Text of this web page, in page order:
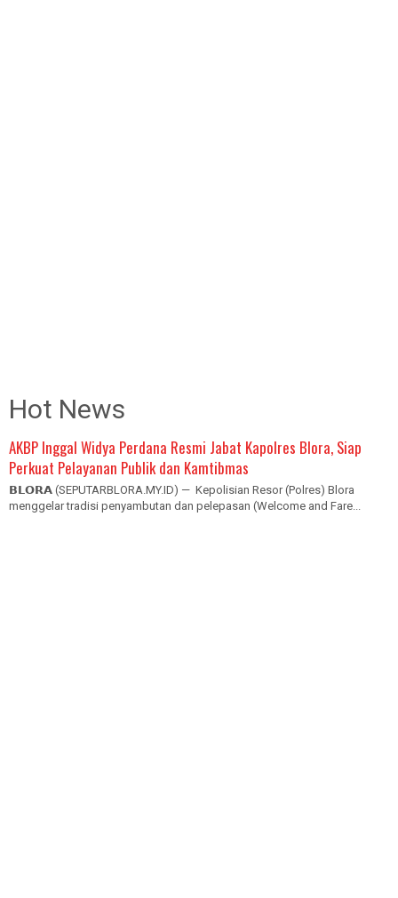
Hot News
AKBP Inggal Widya Perdana Resmi Jabat Kapolres Blora, Siap
Perkuat Pelayanan Publik dan Kamtibmas
𝗕𝗟𝗢𝗥𝗔 (SEPUTARBLORA.MY.ID) — Kepolisian Resor (Polres) Blora
menggelar tradisi penyambutan dan pelepasan (Welcome and Fare...